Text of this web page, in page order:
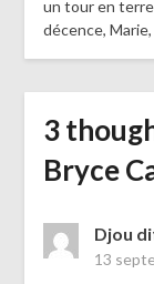
un tour en
décence,
3
Bryce
Djou
13